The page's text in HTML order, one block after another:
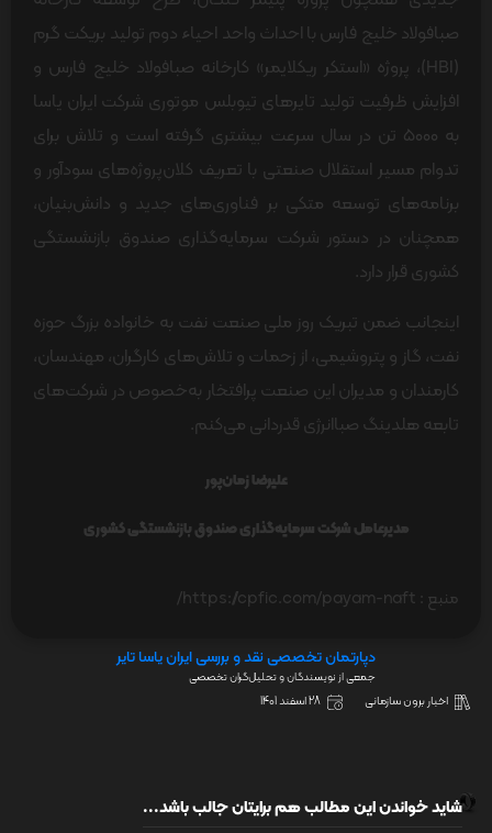
صبافولاد خلیج فارس با احداث واحد احیاء دوم تولید بریکت گرم
(HBI)، پروژه «استکر ریکلایمر» کارخانه صبافولاد خلیج فارس و
افزایش ظرفیت تولید تایرهای تیوبلس موتوری شرکت ایران یاسا
به ۵۰۰۰ تن در سال سرعت بیشتری گرفته است و تلاش برای
تدوام مسیر استقلال صنعتی با تعریف کلان‌پروژه‌های سودآور و
برنامه‌های توسعه متکی بر فناوری‌های جدید و دانش‌بنیان،
همچنان در دستور شرکت سرمایه‌گذاری صندوق بازنشستگی
کشوری قرار دارد.
اینجانب ضمن تبریک روز ملی صنعت نفت به خانواده بزرگ حوزه
نفت، گاز و پتروشیمی، از زحمات و تلاش‌های کارگران، مهندسان،
کارمندان و مدیران این صنعت پرافتخار به‌‌خصوص در شرکت‌های
تابعه هلدینگ صباانرژی قدردانی می‌کنم.
علیرضا زمان‌پور
مدیرعامل شرکت سرمایه‌گذاری صندوق بازنشستگی کشوری
منبع : https://cpfic.com/payam-naft/
دپارتمان تخصصی نقد و بررسی ایران یاسا تایر
جمعی از نویسندگان و تحلیل‌گران تخصصی
اخبار برون سازمانی 28 اسفند 1401
شاید خواندن این مطالب هم برایتان جالب باشد...